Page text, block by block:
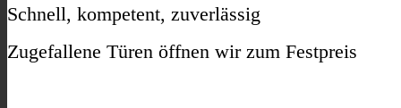
Schnell, kompetent, zuverlässig
Zugefallene Türen öffnen wir zum Festpreis